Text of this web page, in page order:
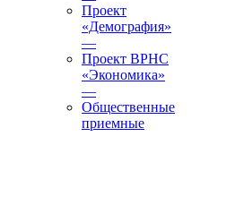
Проект
«Демография»
—
Проект ВРНС
«Экономика»
—
Общественные
приемные